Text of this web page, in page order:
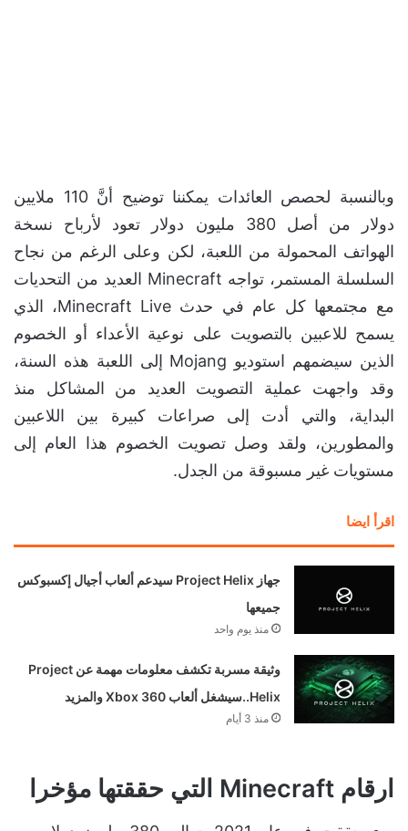
وبالنسبة لحصص العائدات يمكننا توضيح أنَّ 110 ملايين
دولار من أصل 380 مليون دولار تعود لأرباح نسخة
الهواتف المحمولة من اللعبة، لكن وعلى الرغم من نجاح
السلسلة المستمر، تواجه Minecraft العديد من التحديات
مع مجتمعها كل عام في حدث Minecraft Live، الذي
يسمح للاعبين بالتصويت على نوعية الأعداء أو الخصوم
الذين سيضمهم استوديو Mojang إلى اللعبة هذه السنة،
وقد واجهت عملية التصويت العديد من المشاكل منذ
البداية، والتي أدت إلى صراعات كبيرة بين اللاعبين
والمطورين، ولقد وصل تصويت الخصوم هذا العام إلى
مستويات غير مسبوقة من الجدل.
اقرأ ايضا
جهاز Project Helix سيدعم ألعاب أجيال إكسبوكس
جميعها
منذ يوم واحد
وثيقة مسربة تكشف معلومات مهمة عن Project
Helix..سيشغل ألعاب Xbox 360 والمزيد
منذ 3 أيام
ارقام Minecraft التي حققتها مؤخرا